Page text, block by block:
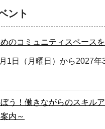
ント
のコミュニティスペース
1日（月曜日）から2027年
う！働きながらのスキル
内～